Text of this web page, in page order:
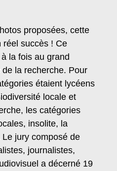
proposées, cette
réel succès ! Ce
la fois au grand
la recherche. Pour
étaient lycéens
locale et
les catégories
insolite, la
jury composé de
journalistes,
a décerné 19